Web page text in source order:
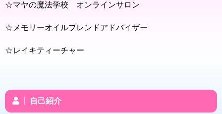
☆マヤの魔法学校 オンラインサロン
☆メモリーオイルブレンドアドバイザー
☆レイキティーチャー
自己紹介